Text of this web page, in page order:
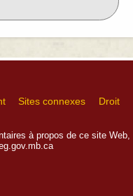
Sites connexes
Droit
à propos de ce site Web,